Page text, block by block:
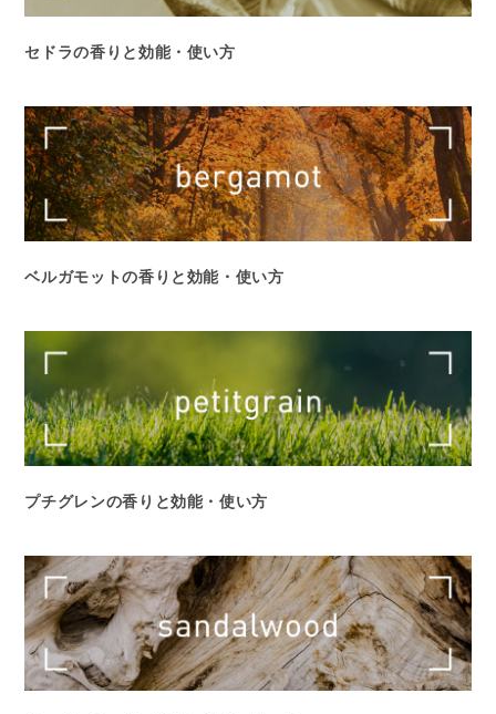
セドラの香りと効能・使い方
ベルガモットの香りと効能・使い方
プチグレンの香りと効能・使い方